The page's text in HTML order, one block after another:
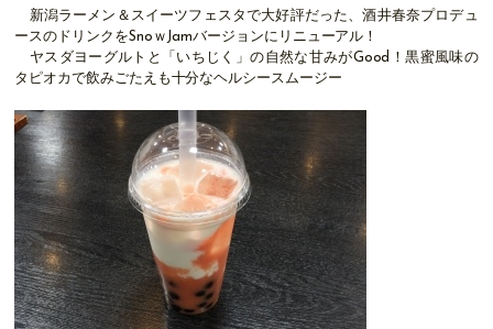
新潟ラーメン＆スイーツフェスタで大好評だった、酒井春奈プロデュ
ースのドリンクをSnoｗJamバージョンにリニューアル！
ヤスダヨーグルトと「いちじく」の自然な甘みがGood！黒蜜風味の
タピオカで飲みごたえも十分なヘルシースムージー